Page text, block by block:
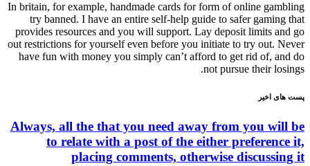
In britain, for example, handmade cards for form of online gambling
try banned. I have an entire self-help guide to safer gaming that
provides resources and you will support. Lay deposit limits and go
out restrictions for yourself even before you initiate to try out. Never
have fun with money you simply can’t afford to get rid of, and do
not pursue their losings.
پست های اخیر
Always, all the that you need away from you will be
to relate with a post of the either preference it,
placing comments, otherwise discussing it